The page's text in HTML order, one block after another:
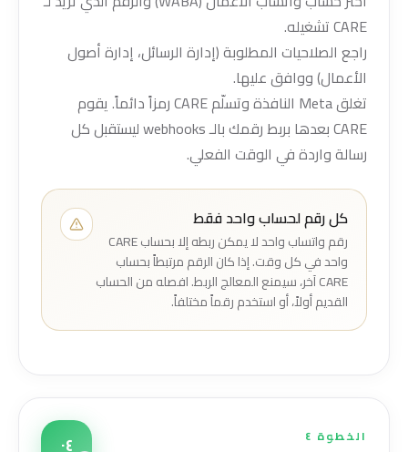
CARE تشغيله.
راجع الصلاحيات المطلوبة (إدارة الرسائل، إدارة أصول
الأعمال) ووافق عليها.
تغلق Meta النافذة وتسلّم CARE رمزاً دائماً. يقوم
CARE بعدها بربط رقمك بالـ webhooks ليستقبل كل
رسالة واردة في الوقت الفعلي.
كل رقم لحساب واحد فقط
رقم واتساب واحد لا يمكن ربطه إلا بحساب CARE
واحد في كل وقت. إذا كان الرقم مرتبطاً بحساب
CARE آخر، سيمنع المعالج الربط. افصله من الحساب
القديم أولاً، أو استخدم رقماً مختلفاً.
٠٤ الخطوة ٤